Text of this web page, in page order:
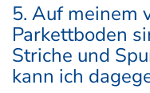
5. Auf meinem
Parkettboden
Striche und
kann ich